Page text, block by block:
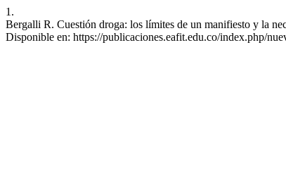
1.
Bergalli R. Cuestión droga: los límites de un manifiesto y la
Disponible en: https://publicaciones.eafit.edu.co/index.php/